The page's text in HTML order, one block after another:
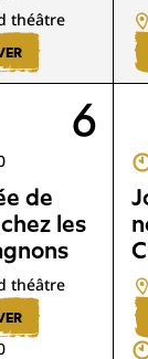
théâtre
6
de
les
théâtre